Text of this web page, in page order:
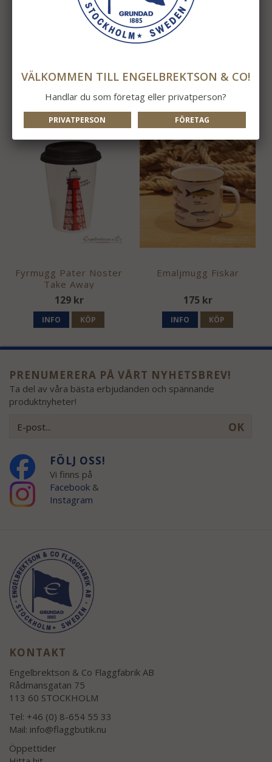
Tekanna med Mugg
179 kr
KÖP
Temugg Kompass
120 kr
Fyrmugg Pater Noster
Take Away
129 kr
INFO KÖP
NYTT I ÅR!
Emaljmugg Fiskar
175 kr
INFO KÖP
PRENUMERERA PÅ VÅRT NYHETSBREV!
Ta del av våra bästa erbjudanden och spännande
produktnyheter!
OK
FÖLJ OSS!
Vi finns på
Facebook&
Instagram
KONTAKT
Engelbrektson & Co Flaggfabrik AB
Rådmansgatan 75
113 60 STOCKHOLM
Tel: +46 (0) 8-654 55 33
Mail: info@flaggbutik.nu
Öppettider
VÄLKOMMEN TILL ENGELBREKTSON & CO!
Handlar du som företag eller privatperson?
PRIVATPERSON FÖRETAG